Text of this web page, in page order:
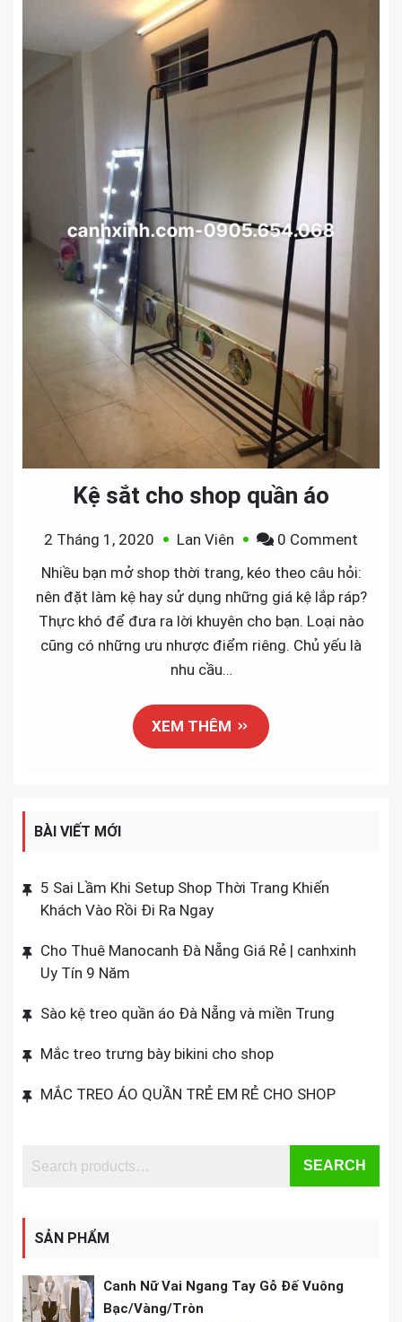
Kệ sắt cho shop quần áo
2 Tháng 1, 2020 Lan Viên 0 Comment
sắt
shop
Nhiều bạn mở shop thời trang, kéo theo câu hỏi:
nên đặt làm kệ hay sử dụng những giá kệ lắp ráp?
Thực khó để đưa ra lời khuyên cho bạn. Loại nào
cũng có những ưu nhược điểm riêng. Chủ yếu là
nhu cầu…
XEM THÊM
BÀI VIẾT MỚI
5 Sai Lầm Khi Setup Shop Thời Trang Khiến
Khách Vào Rồi Đi Ra Ngay
Cho Thuê Manocanh Đà Nẵng Giá Rẻ | canhxinh
Uy Tín 9 Năm
Sào kệ treo quần áo Đà Nẵng và miền Trung
Mắc treo trưng bày bikini cho shop
MẮC TREO ÁO QUẦN TRẺ EM RẺ CHO SHOP
SEARCH
SẢN PHẨM
Canh Nữ Vai Ngang Tay Gỗ Đế Vuông
Bạc/vàng/tròn